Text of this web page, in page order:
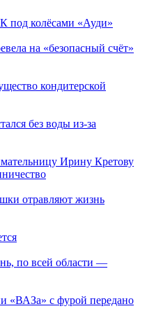
под колёсами «Ауди»
на «безопасный счёт»
кондитерской
без воды из-за
Ирину Кретову
отравляют жизнь
по всей области —
«ВАЗа» с фурой передано